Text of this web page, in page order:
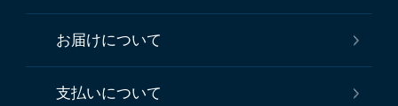
お届けについて
支払いについて